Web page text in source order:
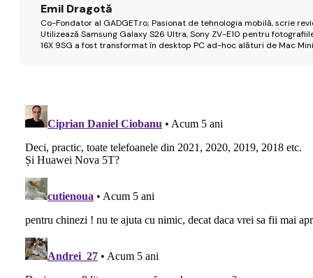
Emil Dragotă
Co-Fondator al GADGET.ro; Pasionat de tehnologia mobilă, scrie
Utilizează Samsung Galaxy S26 Ultra, Sony ZV-E10 pentru
16X 9SG a fost transformat în desktop PC ad-hoc alături de Mac